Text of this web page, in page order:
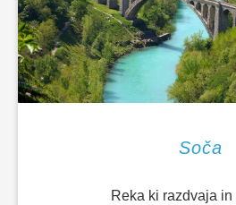
Soča
Reka ki razdvaja